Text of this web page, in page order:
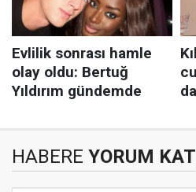
HABERE YORUM KAT